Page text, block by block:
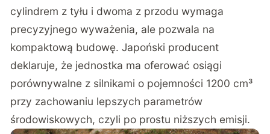
cylindrem z tyłu i dwoma z przodu wymaga
precyzyjnego wyważenia, ale pozwala na
kompaktową budowę. Japoński producent
deklaruje, że jednostka ma oferować osiągi
porównywalne z silnikami o pojemności 1200 cm³
przy zachowaniu lepszych parametrów
środowiskowych, czyli po prostu niższych emisji.